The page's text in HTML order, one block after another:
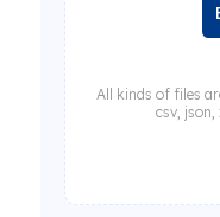
All kinds of files
csv, json,